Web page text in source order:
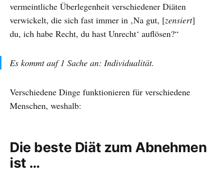
vermeintliche Überlegenheit verschiedener Diäten
verwickelt, die sich fast immer in ‚Na gut, [zensiert]
du, ich habe Recht, du hast Unrecht‘ auflösen?“
Es kommt auf 1 Sache an: Individualität.
Verschiedene Dinge funktionieren für verschiedene
Menschen, weshalb:
Die beste Diät zum Abnehmen
ist …